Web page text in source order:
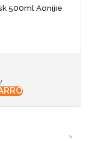
500ml Aonijie